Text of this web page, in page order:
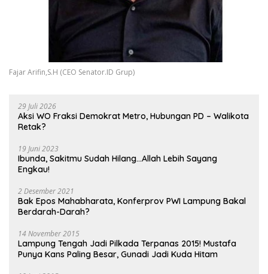
Fajar Arifin,S.H (CEO Senator.ID Grup)
29 Juli 2026
Aksi WO Fraksi Demokrat Metro, Hubungan PD – Walikota
Retak?
19 Juni 2023
Ibunda, Sakitmu Sudah Hilang…Allah Lebih Sayang
Engkau!
2 Desember 2021
Bak Epos Mahabharata, Konferprov PWI Lampung Bakal
Berdarah-Darah?
14 November 2015
Lampung Tengah Jadi Pilkada Terpanas 2015! Mustafa
Punya Kans Paling Besar, Gunadi Jadi Kuda Hitam